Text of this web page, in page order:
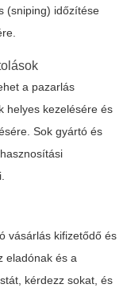
(sniping) időzítése
a pazarlás
helyes kezelésére és
Sok gyártó és
vásárlás kifizetődő és
eladónak és a
kérdezz sokat, és